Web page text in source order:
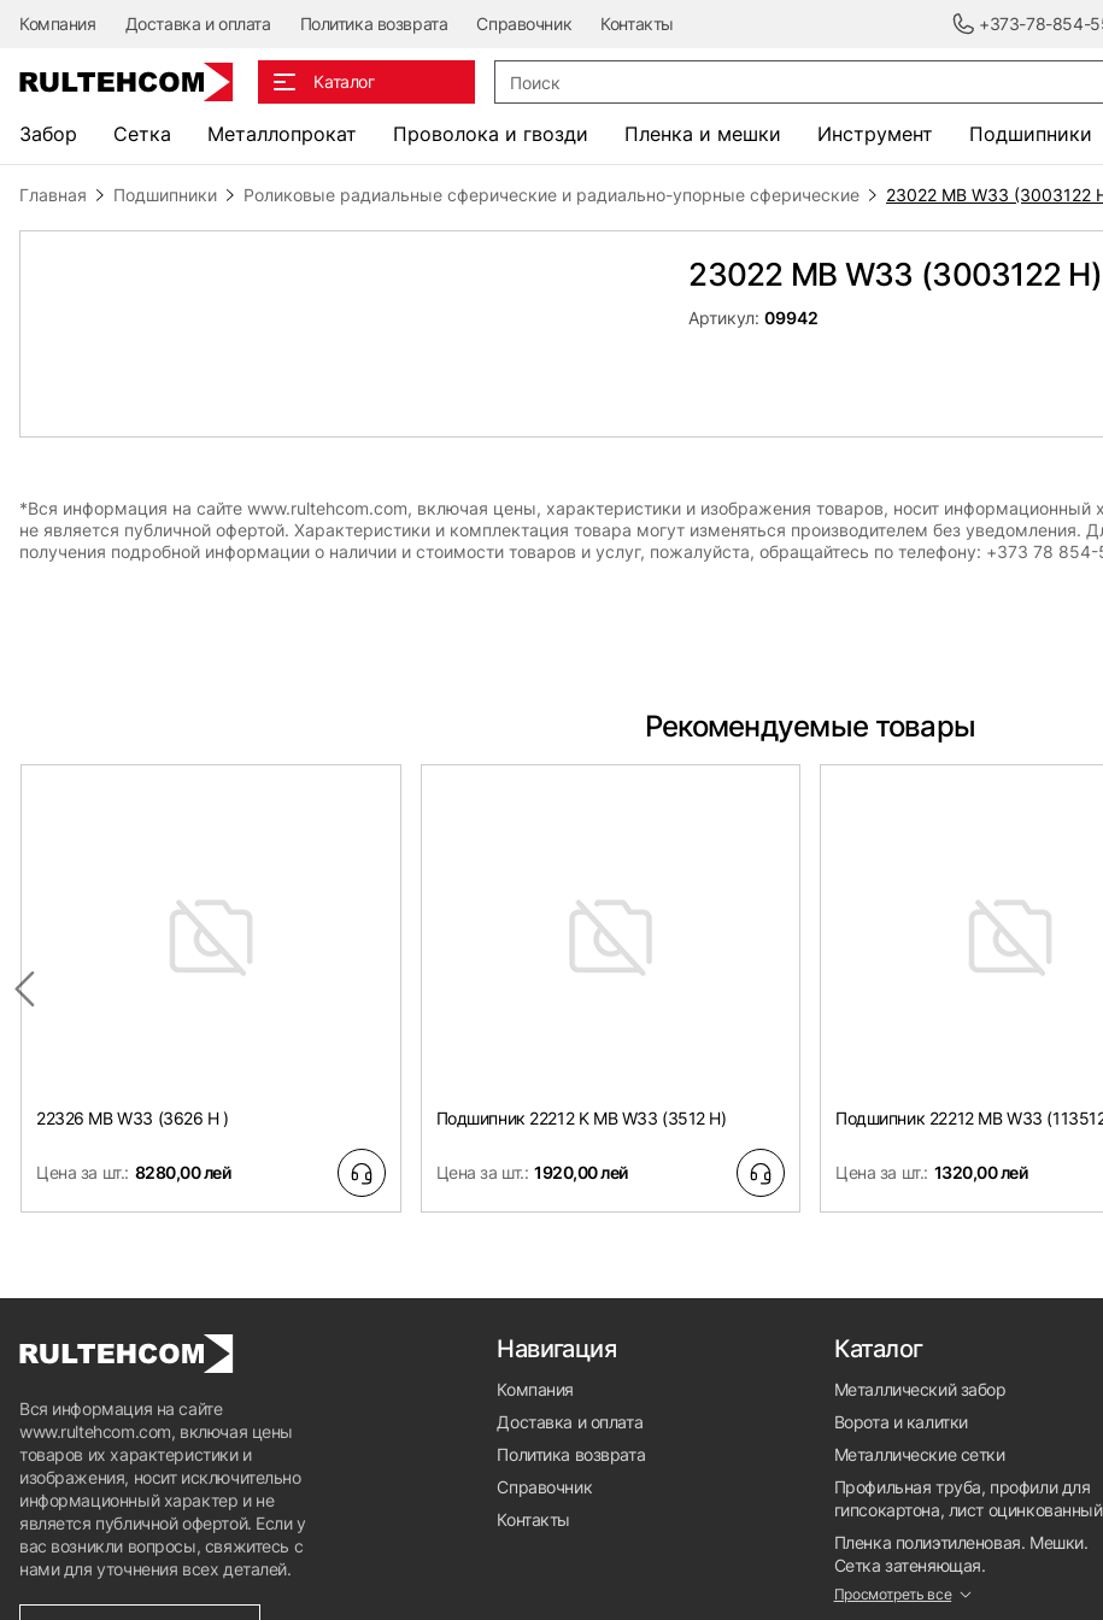
Компания Доставка и оплата Политика возврата Справочник Контакты +373-78-854-
Каталог
Забор Сетка Металлопрокат Проволока и гвозди Пленка и мешки Инструмент Подшипники
Главная Подшипники Роликовые радиальные сферические и радиально-упорные сферические 23022 MB W33 (3003122
23022 MB W33 (3003122 Н)
Артикул:09942
*Вся информация на сайте www.rultehcom.com, включая цены, характеристики и изображения товаров, носит информационный
не является публичной офертой. Характеристики и комплектация товара могут изменяться производителем без уведомления.
получения подробной информации о наличии и стоимости товаров и услуг, пожалуйста, обращайтесь по телефону: +373 78
Рекомендуемые товары
22326 MB W33 (3626 H )
Цена за шт.: 8280,00 лей
Подшипник 22212 K MB W33 (3512 H)
Цена за шт.: 1920,00 лей
Подшипник 22212 MB W33
Цена за шт.: 1320,00 лей
Вся информация на сайте
www.rultehcom.com, включая цены
товаров их характеристики и
изображения, носит исключительно
информационный характер и не
является публичной офертой. Если у
вас возникли вопросы, свяжитесь с
нами для уточнения всех деталей.
Навигация
Компания
Доставка и оплата
Политика возврата
Справочник
Контакты
Каталог
Металлический забор
Ворота и калитки
Металлические сетки
Профильная труба, профили для
гипсокартона, лист оцинкованный
Пленка полиэтиленовая. Мешки.
Сетка затеняющая.
Просмотреть все